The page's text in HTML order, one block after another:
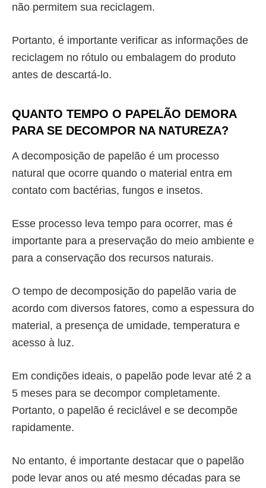
não permitem sua reciclagem.
Portanto, é importante verificar as informações de
reciclagem no rótulo ou embalagem do produto
antes de descartá-lo.
QUANTO TEMPO O PAPELÃO DEMORA
PARA SE DECOMPOR NA NATUREZA?
A decomposição de papelão é um processo
natural que ocorre quando o material entra em
contato com bactérias, fungos e insetos.
Esse processo leva tempo para ocorrer, mas é
importante para a preservação do meio ambiente e
para a conservação dos recursos naturais.
O tempo de decomposição do papelão varia de
acordo com diversos fatores, como a espessura do
material, a presença de umidade, temperatura e
acesso à luz.
Em condições ideais, o papelão pode levar até 2 a
5 meses para se decompor completamente.
Portanto, o papelão é reciclável e se decompõe
rapidamente.
No entanto, é importante destacar que o papelão
pode levar anos ou até mesmo décadas para se